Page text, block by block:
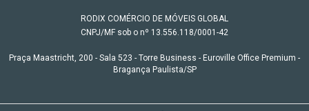
RODIX COMÉRCIO DE MÓVEIS GLOBAL
CNPJ/MF sob o nº 13.556.118/0001-42
Praça Maastricht, 200 - Sala 523 - Torre Business - Euroville Office Premium -
Bragança Paulista/SP